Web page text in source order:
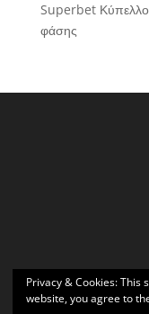
Superbet
φάσης
Privacy & Cookies: This
website, you agree to